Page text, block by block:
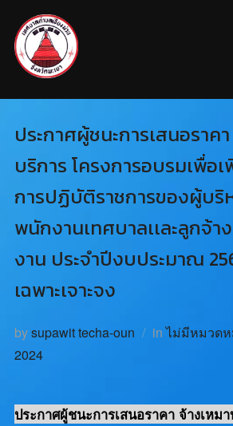
ประกาศผู้ชนะการเสนอราค
บริการ โครงการอบรมเพื่อ
การปฏิบัติราชการของผู้บริ
พนักงานเทศบาลเเละลูกจ้า
งาน ประจำปีงบประมาณ
เฉพาะเจาะจง
bysupawit techa-oun inไม่มีหมวด
2024
ประกาศผู้ชนะการเสนอราคา จ้างเหม